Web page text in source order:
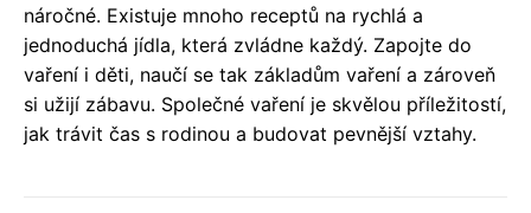
náročné. Existuje mnoho receptů na rychlá a
jednoduchá jídla, která zvládne každý. Zapojte do
vaření i děti, naučí se tak základům vaření a zároveň
si užijí zábavu. Společné vaření je skvělou příležitostí,
jak trávit čas s rodinou a budovat pevnější vztahy.